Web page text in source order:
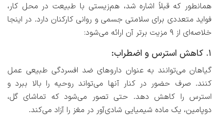
همانطور که قبلاً اشاره شد، هم‌زیستی با طبیعت در محل کار،
فواید متعددی برای سلامتی جسمی و روانی کارکنان دارد. در اینجا
خلاصه‌ای از 9 مزیت برتر آن ارائه می‌شود:
1. کاهش استرس و اضطراب:
گیاهان می‌توانند به عنوان داروهای ضد افسردگی طبیعی عمل
کنند. صرف حضور در کنار آنها می‌تواند روحیه را بالا ببرد و
استرس را کاهش دهد. حتی تصور می‌شود که تماشای گل،
دوپامین، یک ماده شیمیایی شادی‌آور در مغز را آزاد می‌کند.